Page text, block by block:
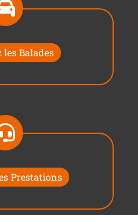
les Balades
Prestations